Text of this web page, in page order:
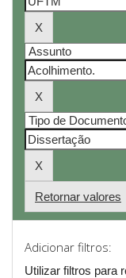
Retornar valores
Adicionar filtros:
Utilizar filtros para